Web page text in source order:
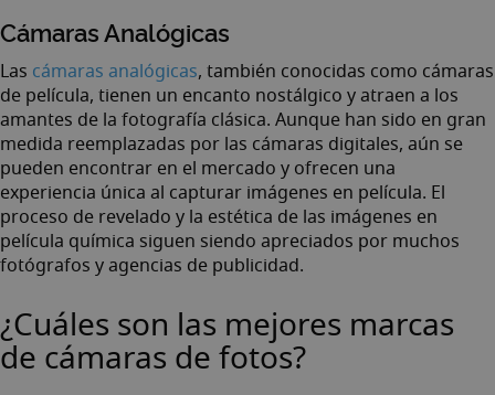
Cámaras Analógicas
Las cámaras analógicas, también conocidas como cámaras
de película, tienen un encanto nostálgico y atraen a los
amantes de la fotografía clásica. Aunque han sido en gran
medida reemplazadas por las cámaras digitales, aún se
pueden encontrar en el mercado y ofrecen una
experiencia única al capturar imágenes en película. El
proceso de revelado y la estética de las imágenes en
película química siguen siendo apreciados por muchos
fotógrafos y agencias de publicidad.
¿Cuáles son las mejores marcas
de cámaras de fotos?